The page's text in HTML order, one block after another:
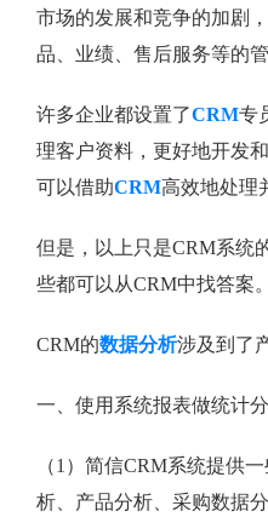
涵盖多种售前/后服务元素功能
互联网等相关信息技术的发
互联网金融模式发展的基石
市场的发展和竞争的加剧
品、业绩、售后服务等的
许多企业都设置了CRM专
理客户资料，更好地开发
可以借助CRM高效地处理
但是，以上只是CRM系统
些都可以从CRM中找答案。
CRM的数据分析涉及到了
一、使用系统报表做统计
（1）简信CRM系统提供
析、产品分析、采购数据